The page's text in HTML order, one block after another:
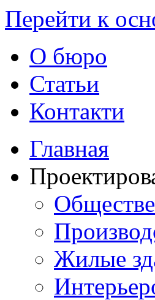
Перейти к
О бюро
Статьи
Контакти
Главная
Жилые